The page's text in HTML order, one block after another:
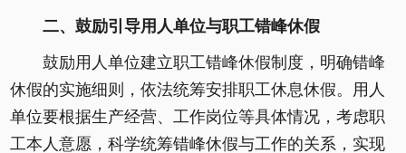
二、鼓励引导用人单位与职工错峰休假
鼓励用人单位建立职工错峰休假制度，明确错峰
休假的实施细则，依法统筹安排职工休息休假。用人
单位要根据生产经营、工作岗位等具体情况，考虑职
工本人意愿，科学统筹错峰休假与工作的关系，实现